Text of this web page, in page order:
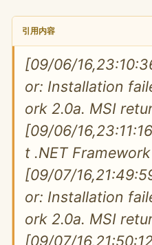
引用内容
[09/06/
or: Installation
ork 2.0a. MSI
[09/06/
t .NET
[09/07/
or: Installation
ork 2.0a. MSI
[09/07/